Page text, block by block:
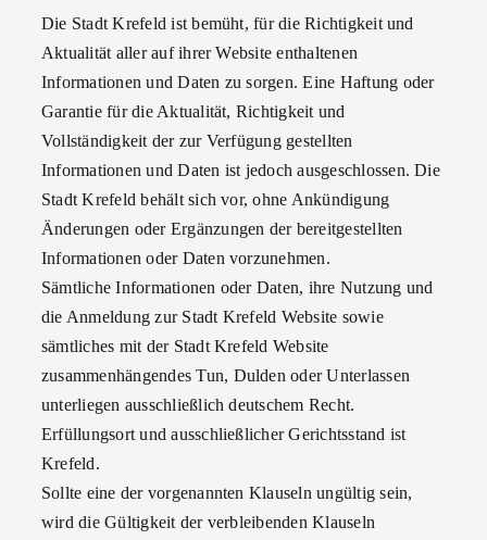
Die Stadt Krefeld ist bemüht, für die Richtigkeit und
Aktualität aller auf ihrer Website enthaltenen
Informationen und Daten zu sorgen. Eine Haftung oder
Garantie für die Aktualität, Richtigkeit und
Vollständigkeit der zur Verfügung gestellten
Informationen und Daten ist jedoch ausgeschlossen. Die
Stadt Krefeld behält sich vor, ohne Ankündigung
Änderungen oder Ergänzungen der bereitgestellten
Informationen oder Daten vorzunehmen.
Sämtliche Informationen oder Daten, ihre Nutzung und
die Anmeldung zur Stadt Krefeld Website sowie
sämtliches mit der Stadt Krefeld Website
zusammenhängendes Tun, Dulden oder Unterlassen
unterliegen ausschließlich deutschem Recht.
Erfüllungsort und ausschließlicher Gerichtsstand ist
Krefeld.
Sollte eine der vorgenannten Klauseln ungültig sein,
wird die Gültigkeit der verbleibenden Klauseln